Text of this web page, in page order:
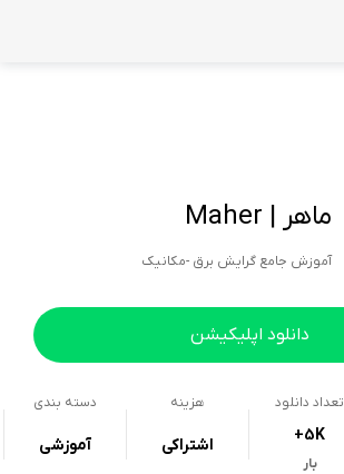
ماهر | Maher
آموزش جامع گرایش برق -مکانیک
دانلود اپلیکیشن
تعداد دانلود
+5K
بار
هزینه
اشتراکی
دسته بندی
آموزشی